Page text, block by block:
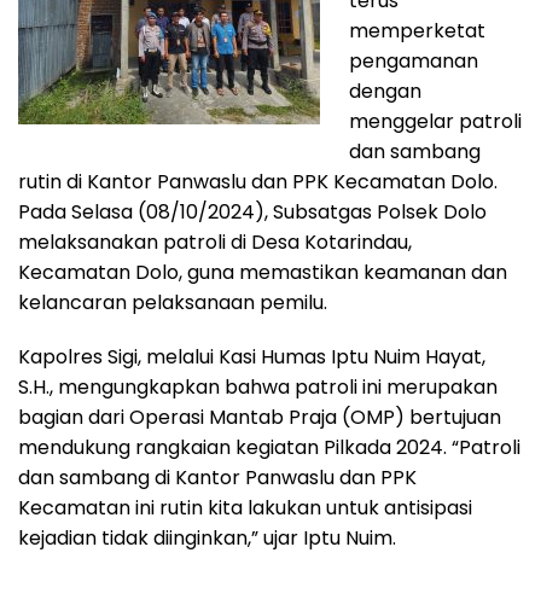
memperketat
pengamanan
dengan
menggelar patroli
dan sambang
rutin di Kantor Panwaslu dan PPK Kecamatan Dolo.
Pada Selasa (08/10/2024), Subsatgas Polsek Dolo
melaksanakan patroli di Desa Kotarindau,
Kecamatan Dolo, guna memastikan keamanan dan
kelancaran pelaksanaan pemilu.
Kapolres Sigi, melalui Kasi Humas Iptu Nuim Hayat,
S.H., mengungkapkan bahwa patroli ini merupakan
bagian dari Operasi Mantab Praja (OMP) bertujuan
mendukung rangkaian kegiatan Pilkada 2024. “Patroli
dan sambang di Kantor Panwaslu dan PPK
Kecamatan ini rutin kita lakukan untuk antisipasi
kejadian tidak diinginkan,” ujar Iptu Nuim.